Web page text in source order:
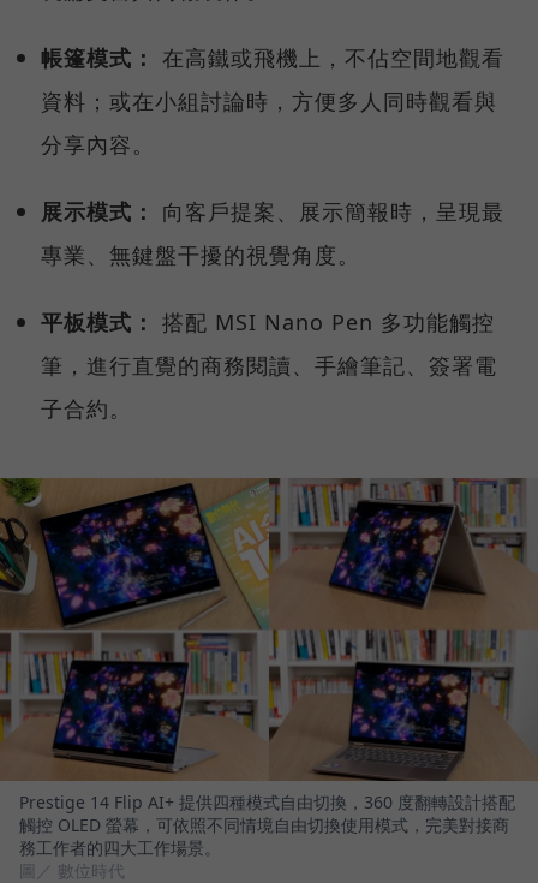
帳篷模式： 在高鐵或飛機上，不佔空間地觀看
資料；或在小組討論時，方便多人同時觀看與
分享內容。
展示模式：
向客戶提案、展示簡報時，呈現最
專業、無鍵盤干擾的視覺角度。
平板模式： 搭配 MSI Nano Pen 多功能觸控
筆，進行直覺的商務閱讀、手繪筆記、簽署電
子合約。
Prestige 14 Flip AI+ 提供四種模式自由切換，360 度翻轉設計搭配
觸控 OLED 螢幕，可依照不同情境自由切換使用模式，完美對接商
務工作者的四大工作場景。
圖／ 數位時代